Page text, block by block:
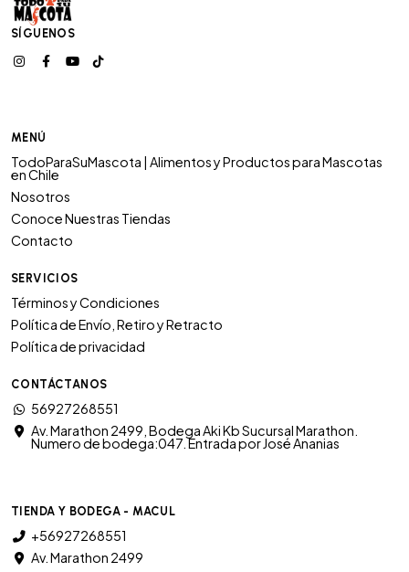
SÍGUENOS
MENÚ
TodoParaSuMascota | Alimentos y Productos para Mascotas
en Chile
Nosotros
Conoce Nuestras Tiendas
Contacto
SERVICIOS
Términos y Condiciones
Política de Envío, Retiro y Retracto
Política de privacidad
CONTÁCTANOS
56927268551
Av. Marathon 2499, Bodega Aki Kb Sucursal Marathon.
Numero de bodega:047. Entrada por José Ananias
TIENDA Y BODEGA - MACUL
+56927268551
Av. Marathon 2499